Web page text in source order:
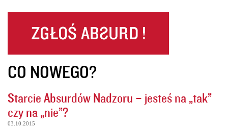
CO NOWEGO?
Starcie Absurdów Nadzoru – jesteś na „tak”
czy na „nie”?
03.10.2015